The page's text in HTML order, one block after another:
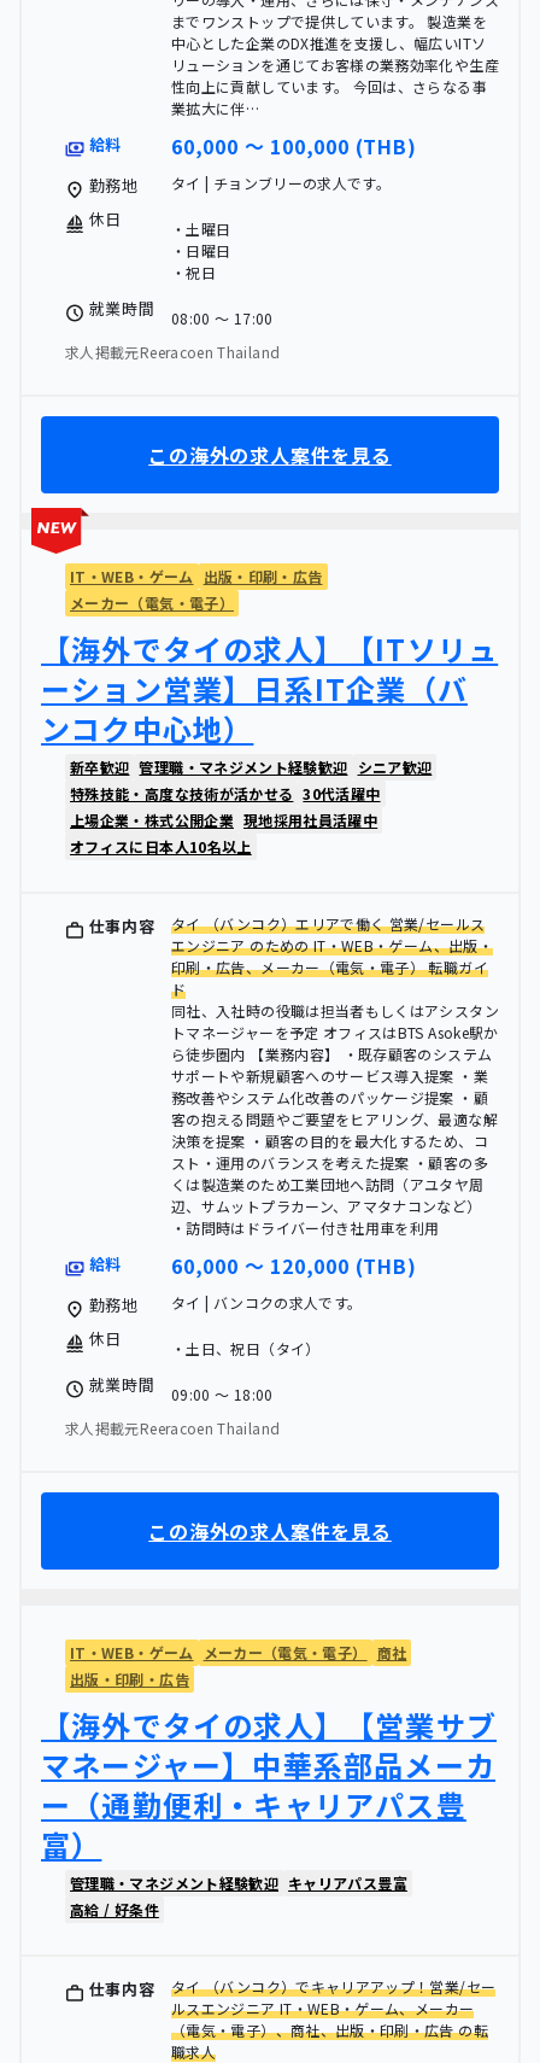
までワンストップで提供しています。 製造業を
中心とした企業のDX推進を支援し、幅広いITソ
リューションを通じてお客様の業務効率化や生産
性向上に貢献しています。 今回は、さらなる事
業拡大に伴…
給料 60,000 〜 100,000 (THB)
勤務地 タイ | チョンブリーの求人です。
休日
・土曜日
・日曜日
・祝日
就業時間
08:00 〜 17:00
求人掲載元Reeracoen Thailand
この海外の求人案件を見る
IT・WEB・ゲーム
出版・印刷・広告
メーカー（電気・電子）
【海外でタイの求人】【ITソリュ
ーション営業】日系IT企業（バ
ンコク中心地）
新卒歓迎 管理職・マネジメント経験歓迎 シニア歓迎
特殊技能・高度な技術が活かせる 30代活躍中
上場企業・株式公開企業 現地採用社員活躍中
オフィスに日本人10名以上
仕事内容
タイ （バンコク）エリアで働く 営業/セールス
エンジニア のための IT・WEB・ゲーム、出版・
印刷・広告、メーカー（電気・電子） 転職ガイ
ド
同社、入社時の役職は担当者もしくはアシスタン
トマネージャーを予定 オフィスはBTS Asoke駅か
ら徒歩圏内 【業務内容】 ・既存顧客のシステム
サポートや新規顧客へのサービス導入提案 ・業
務改善やシステム化改善のパッケージ提案 ・顧
客の抱える問題やご要望をヒアリング、最適な解
決策を提案 ・顧客の目的を最大化するため、コ
スト・運用のバランスを考えた提案 ・顧客の多
くは製造業のため工業団地へ訪問（アユタヤ周
辺、サムットプラカーン、アマタナコンなど）
・訪問時はドライバー付き社用車を利用
給料 60,000 〜 120,000 (THB)
勤務地 タイ | バンコクの求人です。
休日 ・土日、祝日（タイ）
就業時間
09:00 〜 18:00
求人掲載元Reeracoen Thailand
この海外の求人案件を見る
IT・WEB・ゲーム メーカー（電気・電子）
商社
出版・印刷・広告
【海外でタイの求人】【営業サブ
マネージャー】中華系部品メーカ
ー（通勤便利・キャリアパス豊
富）
管理職・マネジメント経験歓迎 キャリアパス豊富
高給 / 好条件
仕事内容
タイ （バンコク）でキャリアアップ！営業/セー
ルスエンジニア IT・WEB・ゲーム、メーカー
（電気・電子）、商社、出版・印刷・広告 の転
職求人